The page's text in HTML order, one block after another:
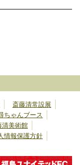
斎藤清常設展
ちゃんブース
清美術館
情報保護方針